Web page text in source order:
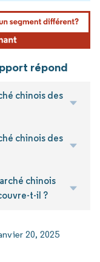
répond
chinois des
chinois des
chinois
t-il ?
20, 2025